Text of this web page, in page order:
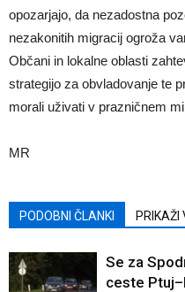
opozarjajo, da nezadostna
nezakonitih migracij ogroža
Občani in lokalne oblasti
strategijo za obvladovanje te
morali uživati v prazničnem
MR
PODOBNI ČLANKI PRIKAŽI
Se za
ceste